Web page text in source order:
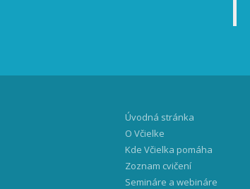
Úvodná stránka
O Včielke
Kde Včielka pomáha
Zoznam cvičení
Semináre a webináre